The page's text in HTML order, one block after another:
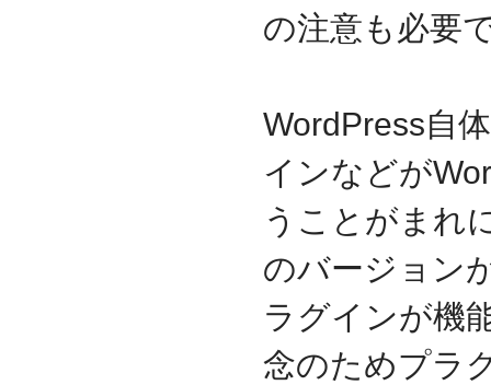
の注意も必要
WordPress自
インなどが
うことがまれ
のバージョン
ラグインが機
念のためプラ